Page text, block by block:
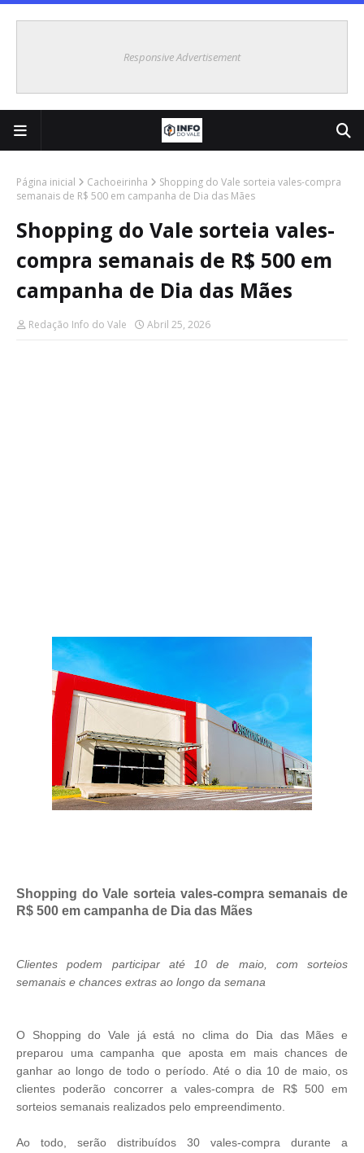
Responsive Advertisement
Página inicial Cachoeirinha
Shopping do Vale sorteia vales-compra
semanais de R$ 500 em campanha de Dia das Mães
Shopping do Vale sorteia vales-
compra semanais de R$ 500 em
campanha de Dia das Mães
Redação Info do Vale Abril 25, 2026
Shopping do Vale sorteia vales-compra semanais de
R$ 500 em campanha de Dia das Mães
Clientes podem participar até 10 de maio, com sorteios
semanais e chances extras ao longo da semana
O Shopping do Vale já está no clima do Dia das Mães e
preparou uma campanha que aposta em mais chances de
ganhar ao longo de todo o período. Até o dia 10 de maio, os
clientes poderão concorrer a vales-compra de R$ 500 em
sorteios semanais realizados pelo empreendimento.
Ao todo, serão distribuídos 30 vales-compra durante a